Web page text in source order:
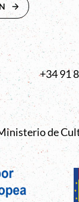
ABRE EN NUEVA
+34 91
de